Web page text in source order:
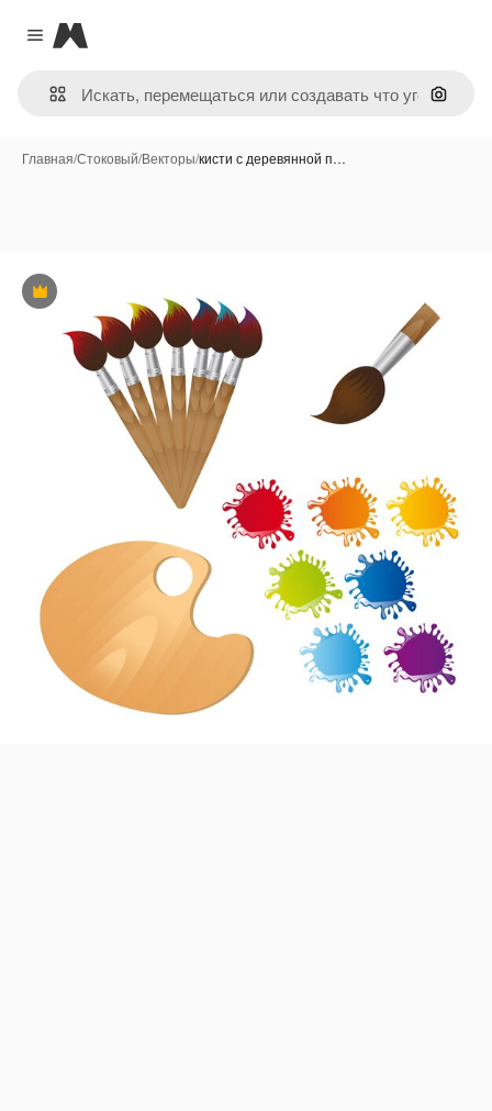
Close menu
Magnific
Поиск
Главная/Стоковый/Векторы/кисти с деревянной п…
Премиум